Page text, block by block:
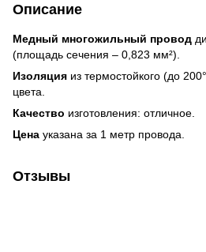
Описание
Медный многожильный провод
(площадь сечения – 0,823 мм²).
Изоляция из термостойкого (до
цвета.
Качество изготовления: отличное.
Цена указана за 1 метр провода.
Отзывы